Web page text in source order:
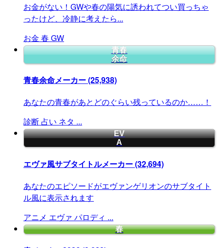
お金がない！GWや春の陽気に誘われてつい買っちゃ
ったけど、冷静に考えたら...
お金 春 GW
青春
余命
青春余命メーカー(25,938)
あなたの青春があとどのぐらい残っているのか……！
診断 占い ネタ ...
EV
A
エヴァ風サブタイトルメーカー(32,694)
あなたのエピソードがエヴァンゲリオンのサブタイト
ル風に表示されます
アニメ エヴァ パロディ ...
春